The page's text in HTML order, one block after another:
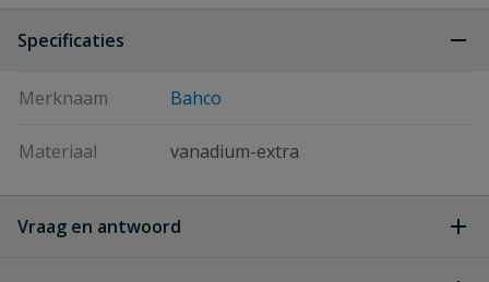
Specificaties
Merknaam Bahco
Materiaal vanadium-extra
Vraag en antwoord